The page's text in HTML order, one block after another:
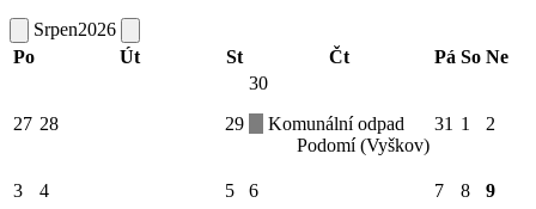
Srpen2026
Po
Út St Čt Pá So Ne
27 28 29
30
Komunální odpad
Podomí (Vyškov)
31 1 2
3 4 5 6 7 8 9